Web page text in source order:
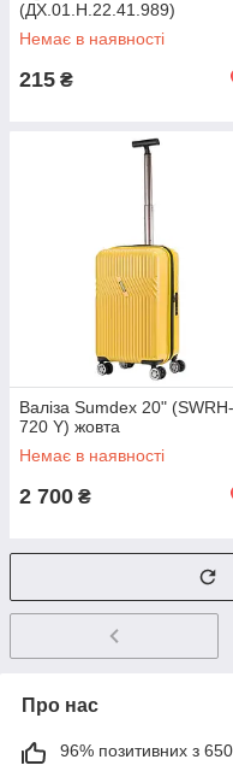
(ДХ.01.Н.22.41.989)
Немає в наявності
215 ₴
Валіза Sumdex 20" (SWRH-
720 Y) жовта
Немає в наявності
2 700 ₴
Про нас
96% позитивних з 650